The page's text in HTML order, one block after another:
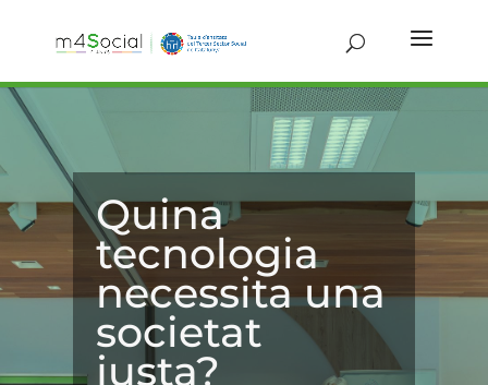
Quina
tecnologia
necessita una
societat
justa?